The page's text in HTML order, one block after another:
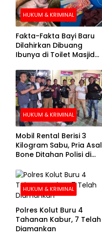
HUKUM & KRIMINAL
Fakta-Fakta Bayi Baru
Dilahirkan Dibuang
Ibunya di Toilet Masjid
HUKUM & KRIMINAL
Mobil Rental Berisi 3
Kilogram Sabu, Pria Asal
Bone Ditahan Polisi di
HUKUM & KRIMINAL
Polres Kolut Buru 4
Tahanan Kabur, 7 Telah
Diamankan